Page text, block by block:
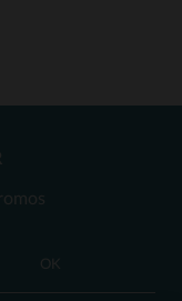
DISPONIBLES
OK